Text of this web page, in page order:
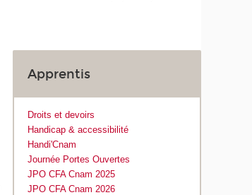
Apprentis
Droits et devoirs
Handicap & accessibilité
Handi'Cnam
Journée Portes Ouvertes
JPO CFA Cnam 2025
JPO CFA Cnam 2026